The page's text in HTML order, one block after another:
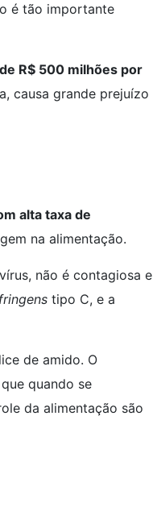
é tão importante
R$ 500 milhões por
causa grande prejuízo
alta taxa de
na alimentação.
não é contagiosa e
tipo C, e a
de amido. O
quando se
da alimentação são